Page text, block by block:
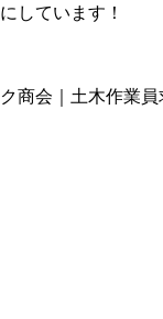
しています！
商会｜土木作業員